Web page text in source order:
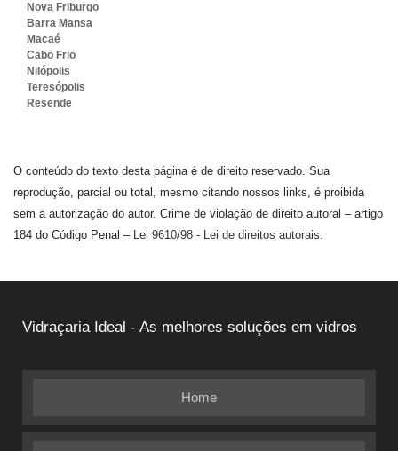
Nova Friburgo
Barra Mansa
Macaé
Cabo Frio
Nilópolis
Teresópolis
Resende
O conteúdo do texto desta página é de direito reservado. Sua
reprodução, parcial ou total, mesmo citando nossos links, é proibida
sem a autorização do autor. Crime de violação de direito autoral – artigo
184 do Código Penal – Lei 9610/98 - Lei de direitos autorais.
Vidraçaria Ideal - As melhores soluções em vidros
Home